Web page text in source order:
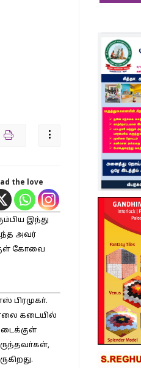
the love
இந்து
அவர்
கோவை
பிரமுகா்.
கடையில்